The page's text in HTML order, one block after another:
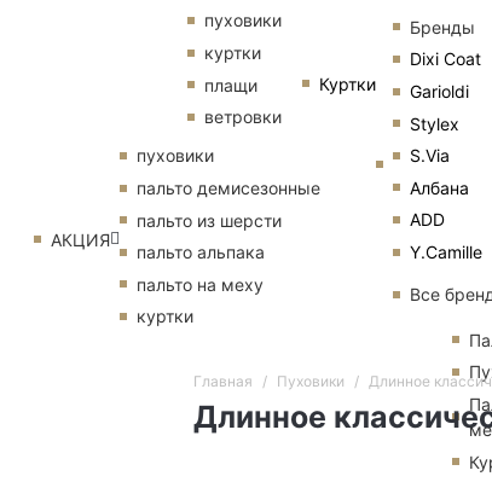
Куртки
Бренды
Dixi Coat
Garioldi
Stylex
S.Via
Албана
ADD
Y.Camille
Все
пуховики
куртки
плащи
ветровки
АКЦИЯ
пуховики
пальто демисезонные
пальто из шерсти
пальто альпака
пальто на меху
куртки
Главная Пуховики Длинное
Длинное